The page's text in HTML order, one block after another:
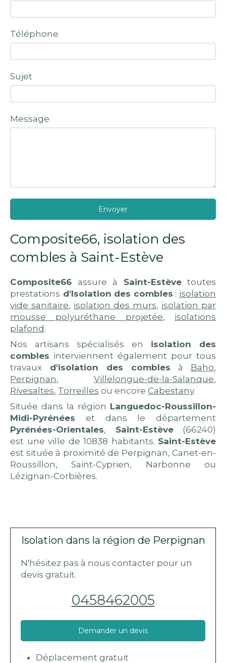
Téléphone
Sujet
Message
Envoyer
Composite66, isolation des
combles à Saint-Estève
Composite66 assure à Saint-Estèvetoutes
prestations d'Isolation des combles : isolation
vide sanitaire, isolation des murs, isolation par
mousse polyuréthane projetée, isolations
plafond.
Nos artisans spécialisés en isolation des
combles interviennent également pour tous
travaux d'isolation des combles à Baho,
Perpignan, Villelongue-de-la-Salanque,
Rivesaltes, Torreilles ou encore Cabestany.
Située dans la région Languedoc-Roussillon-
Midi-Pyrénées et dans le département
Pyrénées-Orientales, Saint-Estève(66240)
est une ville de 10838 habitants. Saint-Estève
est située à proximité de Perpignan, Canet-en-
Roussillon, Saint-Cyprien, Narbonne ou
Lézignan-Corbières.
Isolation dans la région de Perpignan
N'hésitez pas à nous contacter pour un
devis gratuit.
0458462005
Demander un devis
Déplacement gratuit